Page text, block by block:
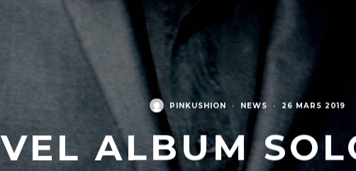
PINKUSHION · NEWS · 26 MARS 2019
ALBUM